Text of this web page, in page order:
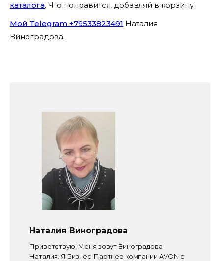
каталога. Что понравится, добавляй в корзину.
Мой Telegram +79533823491 Наталия
Виноградова.
Наталия Виноградова
Приветствую! Меня зовут Виноградова
Наталия. Я Бизнес-Партнер компании AVON с